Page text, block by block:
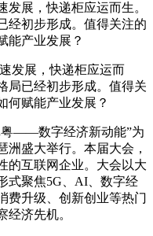
发展，快递柜应运而生。
经初步形成。值得关注的
能产业发展？
展，快递柜应运而
局已经初步形成。值得关
何赋能产业发展？
——数字经济新动能”为
洲盛大举行。本届大会，
的互联网企业。大会以大
式聚焦5G、AI、数字经
费升级、创新创业等热门
经济先机。